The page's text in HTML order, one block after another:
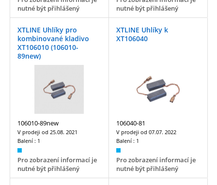
nutné být přihlášený
nutné být přihlášený
XTLINE Uhlíky pro
kombinované kladivo
XT106010 (106010-
89new)
106010-89new
V prodeji od 25.08. 2021
Balení : 1
Pro zobrazení informací je
nutné být přihlášený
XTLINE Uhlíky k
XT106040
106040-81
V prodeji od 07.07. 2022
Balení : 1
Pro zobrazení informací je
nutné být přihlášený